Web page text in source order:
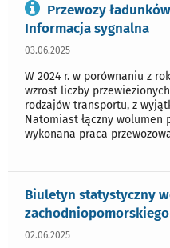
Przewozy
Informacja sygnalna
03.06.2025
W 2024 r. w porównaniu z
wzrost liczby
rodzajów transportu, z
Natomiast łączny wolumen
wykonana praca
Biuletyn statystyczny
02.06.2025